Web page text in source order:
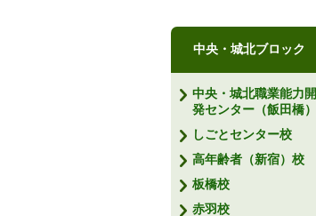
中央・城北ブロック
中央・城北職業能力開
発センター（飯田橋）
しごとセンター校
高年齢者（新宿）校
板橋校
赤羽校